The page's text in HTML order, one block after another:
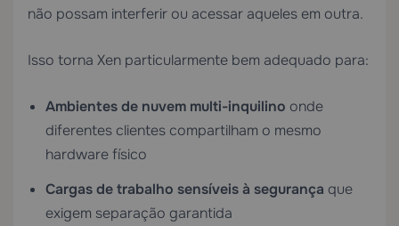
não possam interferir ou acessar aqueles em outra.
Isso torna Xen particularmente bem adequado para:
Ambientes de nuvem multi-inquilino onde
diferentes clientes compartilham o mesmo
hardware físico
Cargas de trabalho sensíveis à segurança que
exigem separação garantida